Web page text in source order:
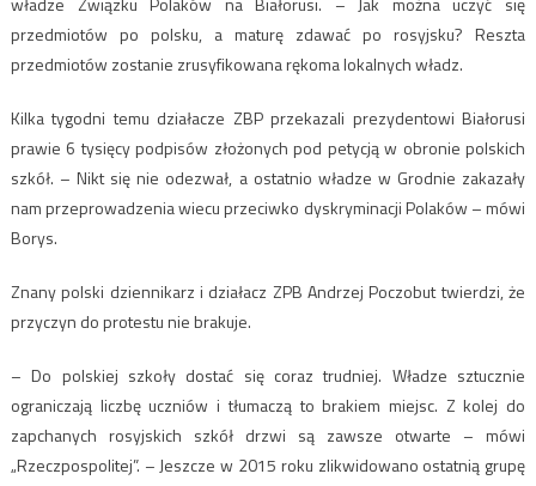
przedmiotów po polsku, a maturę zdawać po rosyjsku? Reszta
przedmiotów zostanie zrusyfikowana rękoma lokalnych władz.
Kilka tygodni temu działacze ZBP przekazali prezydentowi Białorusi
prawie 6 tysięcy podpisów złożonych pod petycją w obronie polskich
szkół. – Nikt się nie odezwał, a ostatnio władze w Grodnie zakazały
nam przeprowadzenia wiecu przeciwko dyskryminacji Polaków – mówi
Borys.
Znany polski dziennikarz i działacz ZPB Andrzej Poczobut twierdzi, że
przyczyn do protestu nie brakuje.
– Do polskiej szkoły dostać się coraz trudniej. Władze sztucznie
ograniczają liczbę uczniów i tłumaczą to brakiem miejsc. Z kolej do
zapchanych rosyjskich szkół drzwi są zawsze otwarte – mówi
„Rzeczpospolitej”. – Jeszcze w 2015 roku zlikwidowano ostatnią grupę